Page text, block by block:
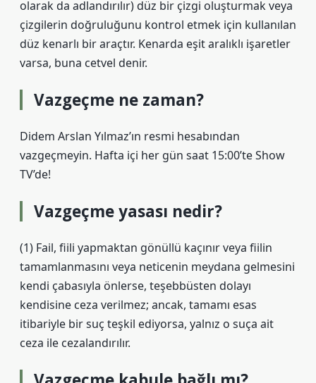
olarak da adlandırılır) düz bir çizgi oluşturmak veya
çizgilerin doğruluğunu kontrol etmek için kullanılan
düz kenarlı bir araçtır. Kenarda eşit aralıklı işaretler
varsa, buna cetvel denir.
Vazgeçme ne zaman?
Didem Arslan Yılmaz’ın resmi hesabından
vazgeçmeyin. Hafta içi her gün saat 15:00’te Show
TV’de!
Vazgeçme yasası nedir?
(1) Fail, fiili yapmaktan gönüllü kaçınır veya fiilin
tamamlanmasını veya neticenin meydana gelmesini
kendi çabasıyla önlerse, teşebbüsten dolayı
kendisine ceza verilmez; ancak, tamamı esas
itibariyle bir suç teşkil ediyorsa, yalnız o suça ait
ceza ile cezalandırılır.